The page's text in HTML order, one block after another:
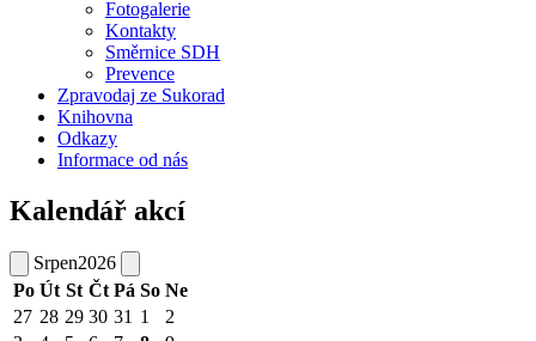
Fotogalerie
Kontakty
Směrnice SDH
Prevence
Zpravodaj ze Sukorad
Knihovna
Odkazy
Informace od nás
Kalendář akcí
Srpen2026
Po Út St Čt Pá So Ne
27 28 29 30 31 1
2